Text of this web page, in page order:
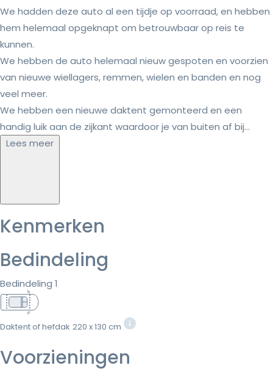
We hadden deze auto al een tijdje op voorraad, en hebben
hem helemaal opgeknapt om betrouwbaar op reis te
kunnen.
We hebben de auto helemaal nieuw gespoten en voorzien
van nieuwe wiellagers, remmen, wielen en banden en nog
veel meer.
We hebben een nieuwe daktent gemonteerd en een
handig luik aan de zijkant waardoor je van buiten af bij...
Lees meer
Kenmerken
Bedindeling
Bedindeling 1
Daktent of hefdak 220 x 130 cm
Voorzieningen